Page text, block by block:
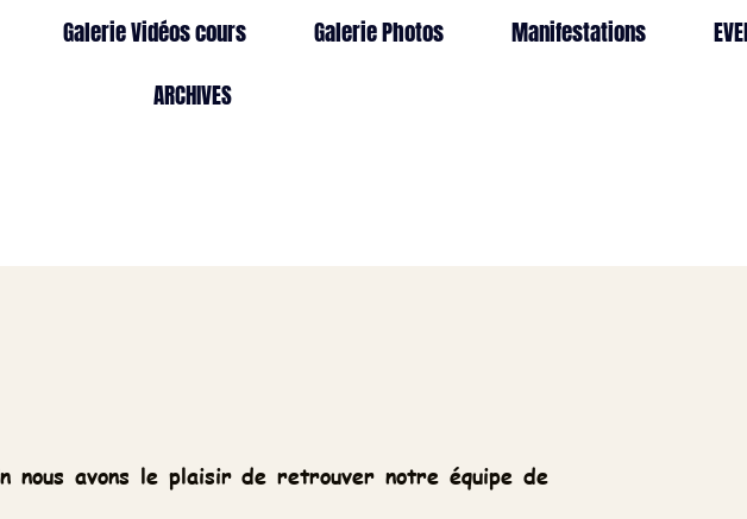
cours Galerie Photos Manifestations
EVENEMENTS
le plaisir de retrouver notre équipe de